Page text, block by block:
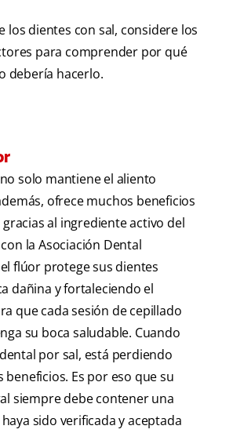
los dientes con sal, considere los
para comprender por qué
debería hacerlo.
solo mantiene el aliento
ofrece muchos beneficios
al ingrediente activo del
la Asociación Dental
flúor protege sus dientes
dañina y fortaleciendo el
que cada sesión de cepillado
su boca saludable. Cuando
por sal, está perdiendo
Es por eso que su
siempre debe contener una
sido verificada y aceptada